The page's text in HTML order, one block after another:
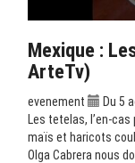
Mexique :
ArteTv)
evenement
Du 5
Les tetelas, l’en-
maïs et haricots
Olga Cabrera nous